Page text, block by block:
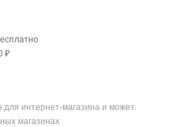
₽
для интернет-магазина и может
магазинах